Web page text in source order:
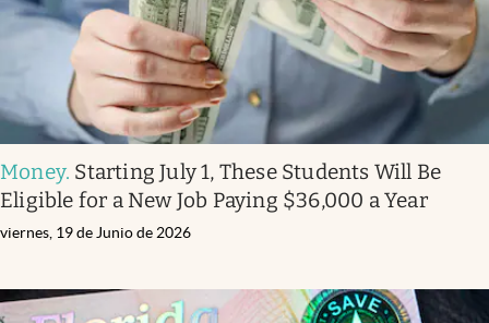
Money. Starting July 1, These Students Will Be
Eligible for a New Job Paying $36,000 a Year
viernes, 19 de Junio de 2026